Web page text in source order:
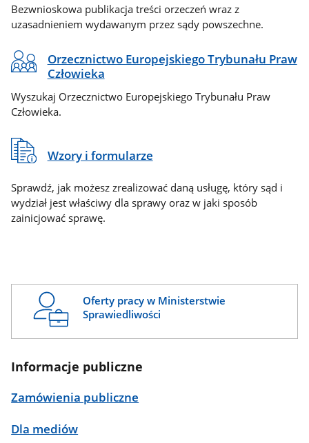
Bezwnioskowa publikacja treści orzeczeń wraz z
uzasadnieniem wydawanym przez sądy powszechne.
Orzecznictwo Europejskiego Trybunału Praw
Człowieka
Wyszukaj Orzecznictwo Europejskiego Trybunału Praw
Człowieka.
Wzory i formularze
Sprawdź, jak możesz zrealizować daną usługę, który sąd i
wydział jest właściwy dla sprawy oraz w jaki sposób
zainicjować sprawę.
Oferty pracy w Ministerstwie
Sprawiedliwości
Informacje publiczne
Zamówienia publiczne
Dla mediów